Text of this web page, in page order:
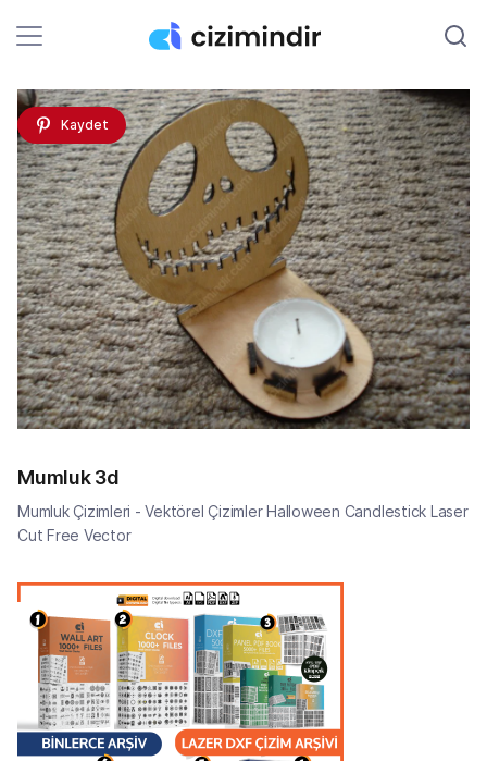
Kaydet
Mumluk 3d
Mumluk Çizimleri - Vektörel Çizimler Halloween Candlestick Laser
Cut Free Vector